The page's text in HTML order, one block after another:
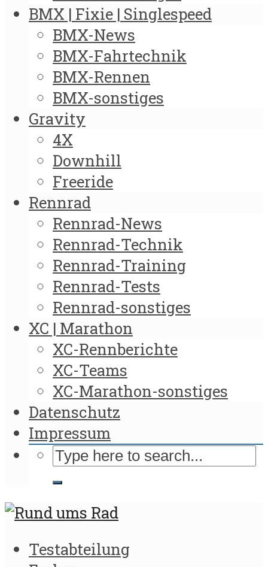
BMX | Fixie | Singlespeed
BMX-News
BMX-Fahrtechnik
BMX-Rennen
BMX-sonstiges
Gravity
4X
Downhill
Freeride
Rennrad
Rennrad-News
Rennrad-Technik
Rennrad-Training
Rennrad-Tests
Rennrad-sonstiges
XC | Marathon
XC-Rennberichte
XC-Teams
XC-Marathon-sonstiges
Datenschutz
Impressum
Testabteilung